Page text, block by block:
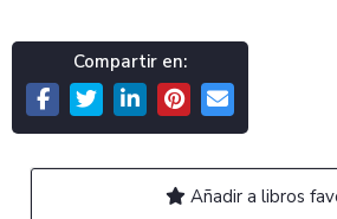
Compartir en:
Añadir a libros